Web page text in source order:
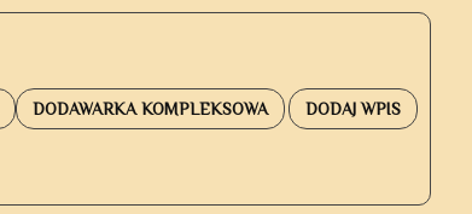
DODAWARKA KOMPLEKSOWA DODAJ WPIS